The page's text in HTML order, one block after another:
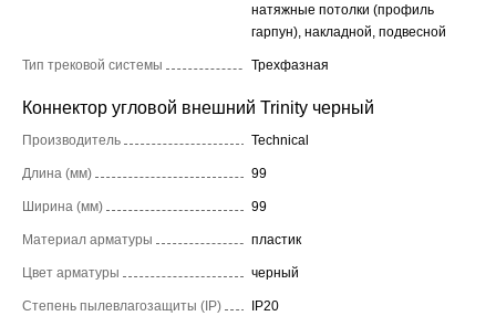
натяжные потолки (профиль
гарпун), накладной, подвесной
Тип трековой системы Трехфазная
Коннектор угловой внешний Trinity черный
Производитель Technical
Длина (мм) 99
Ширина (мм) 99
Материал арматуры пластик
Цвет арматуры черный
Степень пылевлагозащиты (IP) IP20